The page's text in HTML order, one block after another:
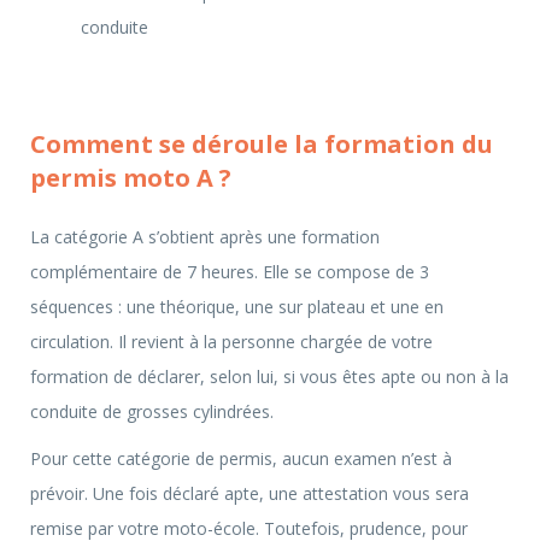
conduite
Comment se déroule la formation du
permis moto A ?
La catégorie A s’obtient après une formation
complémentaire de 7 heures. Elle se compose de 3
séquences : une théorique, une sur plateau et une en
circulation. Il revient à la personne chargée de votre
formation de déclarer, selon lui, si vous êtes apte ou non à la
conduite de grosses cylindrées.
Pour cette catégorie de permis, aucun examen n’est à
prévoir. Une fois déclaré apte, une attestation vous sera
remise par votre moto-école. Toutefois, prudence, pour